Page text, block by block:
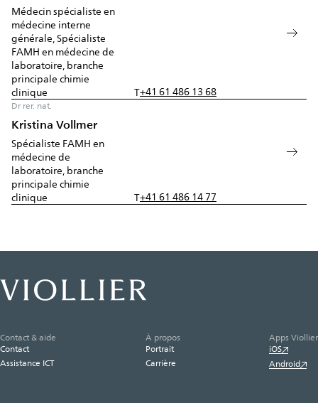
Médecin spécialiste en
médecine interne
générale, Spécialiste
FAMH en médecine de
laboratoire, branche
principale chimie
clinique
T+41 61 486 13 68
Dr rer. nat.
Kristina Vollmer
Spécialiste FAMH en
médecine de
laboratoire, branche
principale chimie
clinique
T+41 61 486 14 77
Contact & aide
Contact
Assistance ICT
À propos
Portrait
Carrière
Apps Viollier
iOS
Android